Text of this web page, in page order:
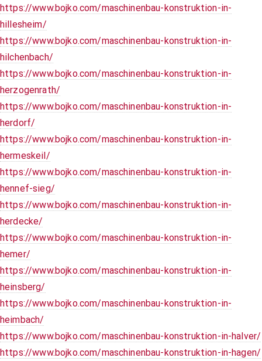
https://www.bojko.com/maschinenbau-konstruktion-in-
hillesheim/
https://www.bojko.com/maschinenbau-konstruktion-in-
hilchenbach/
https://www.bojko.com/maschinenbau-konstruktion-in-
herzogenrath/
https://www.bojko.com/maschinenbau-konstruktion-in-
herdorf/
https://www.bojko.com/maschinenbau-konstruktion-in-
hermeskeil/
https://www.bojko.com/maschinenbau-konstruktion-in-
hennef-sieg/
https://www.bojko.com/maschinenbau-konstruktion-in-
herdecke/
https://www.bojko.com/maschinenbau-konstruktion-in-
hemer/
https://www.bojko.com/maschinenbau-konstruktion-in-
heinsberg/
https://www.bojko.com/maschinenbau-konstruktion-in-
heimbach/
https://www.bojko.com/maschinenbau-konstruktion-in-halver/
https://www.bojko.com/maschinenbau-konstruktion-in-hagen/